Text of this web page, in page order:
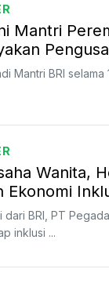
Mantri
Mantri BRI
Wanita,
Ekonomi
BRI, PT
inklusi ...